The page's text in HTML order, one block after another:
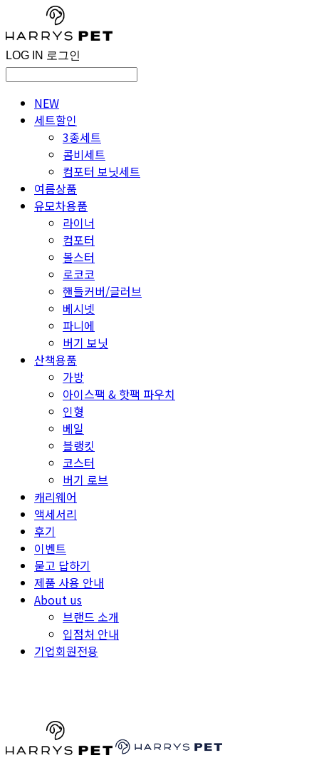
LOG IN 로그인
NEW
세트할인
3종세트
콤비세트
컴포터 보닛세트
여름상품
유모차용품
라이너
컴포터
볼스터
로코코
핸들커버/글러브
베시넷
파니에
버기 보닛
산책용품
가방
아이스팩 & 핫팩 파우치
인형
베일
블랭킷
코스터
버기 로브
캐리웨어
액세서리
후기
이벤트
묻고 답하기
제품 사용 안내
About us
브랜드 소개
입점처 안내
기업회원전용